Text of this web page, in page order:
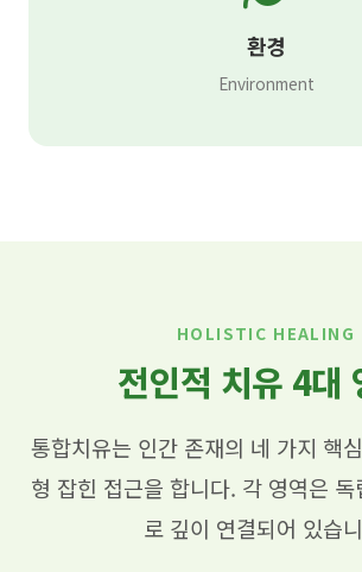
환경
Environment
HOLISTIC HEALING
전인적 치유 4대
통합치유는 인간 존재의 네 가지 핵
형 잡힌 접근을 합니다. 각 영역은 독
로 깊이 연결되어 있습